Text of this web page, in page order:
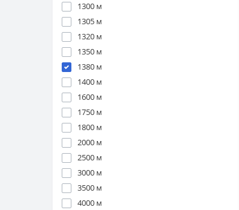
1300 м
1305 м
1320 м
1350 м
1380 м
1400 м
1600 м
1750 м
1800 м
2000 м
2500 м
3000 м
3500 м
4000 м